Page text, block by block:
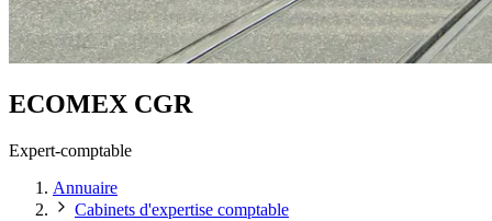
ECOMEX CGR
Expert-comptable
Annuaire
Cabinets d'expertise comptable